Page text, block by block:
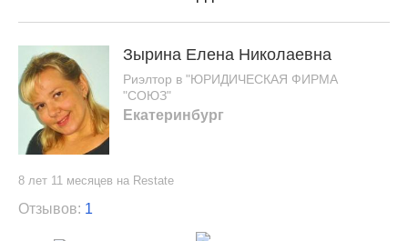
Зырина Елена Николаевна
Риэлтор в "ЮРИДИЧЕСКАЯ ФИРМА
"СОЮЗ"
Екатеринбург
8 лет 11 месяцев на Restate
Отзывов: 1